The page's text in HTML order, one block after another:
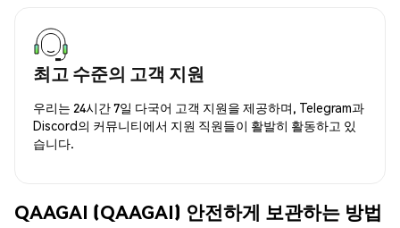
최고 수준의 고객 지원
우리는 24시간 7일 다국어 고객 지원을 제공하며, Telegram과
Discord의 커뮤니티에서 지원 직원들이 활발히 활동하고 있
습니다.
QAAGAI (QAAGAI) 안전하게 보관하는 방법